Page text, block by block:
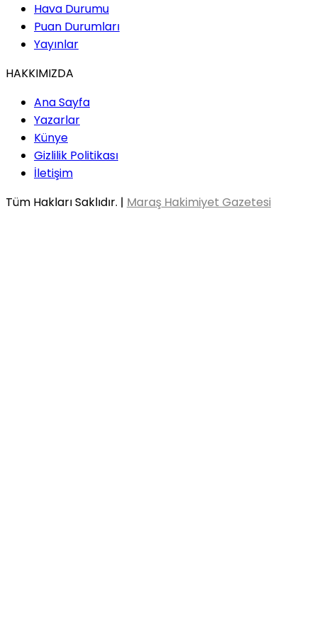
Hava Durumu
Puan Durumları
Yayınlar
HAKKIMIZDA
Ana Sayfa
Yazarlar
Künye
Gizlilik Politikası
İletişim
Tüm Hakları Saklıdır. | Maraş Hakimiyet Gazetesi